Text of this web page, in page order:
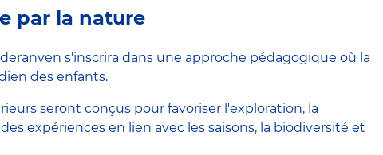
par la nature
s'inscrira dans une approche pédagogique où la
des enfants.
seront conçus pour favoriser l'exploration, la
expériences en lien avec les saisons, la biodiversité et